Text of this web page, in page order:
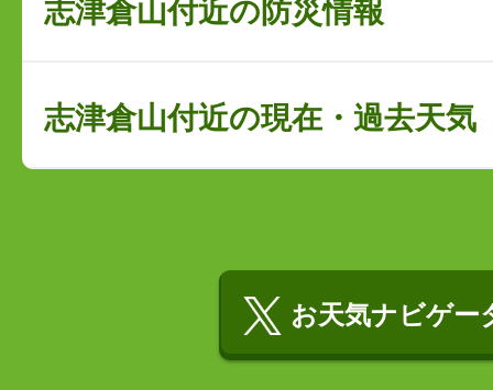
志津倉山付近の防災情報
志津倉山付近の現在・過去天気
お天気ナビゲー